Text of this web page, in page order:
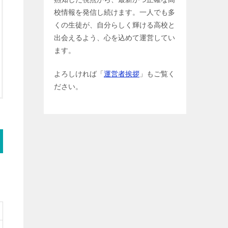
校情報を発信し続けます。一人でも多
くの生徒が、自分らしく輝ける高校と
出会えるよう、心を込めて運営してい
ます。
よろしければ「運営者挨拶 」もご覧く
ださい。